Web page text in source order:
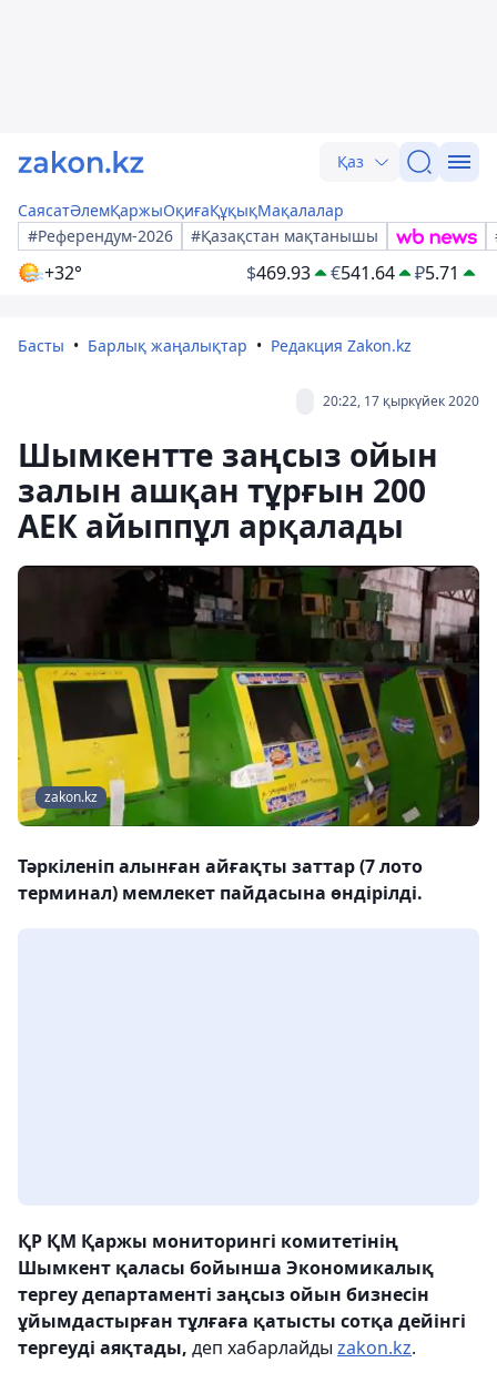
Қаз
СаясатӘлемҚаржыОқиғаҚұқықМақалалар
#Референдум-2026
#Қазақстан мақтанышы
+32° $469.93 €541.64 ₽5.71
Басты Барлық жаңалықтар Редакция Zakon.kz
20:22, 17 қыркүйек 2020
Шымкентте заңсыз ойын
залын ашқан тұрғын 200
АЕК айыппұл арқалады
zakon.kz
Тәркіленіп алынған айғақты заттар (7 лото
терминал) мемлекет пайдасына өндірілді.
ҚР ҚМ Қаржы мониторингі комитетінің
Шымкент қаласы бойынша Экономикалық
тергеу департаменті заңсыз ойын бизнесін
ұйымдастырған тұлғаға қатысты сотқа дейінгі
тергеуді аяқтады, деп хабарлайды zakon.kz.